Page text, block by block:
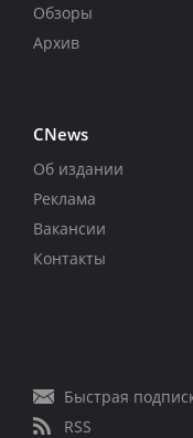
Обзоры
Архив
CNews
Об издании
Реклама
Вакансии
Контакты
Быстрая
RSS